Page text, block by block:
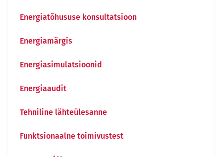
Energiatõhususe konsultatsioon
Energiamärgis
Energiasimulatsioonid
Energiaaudit
Tehniline lähteülesanne
Funktsionaalne toimivustest